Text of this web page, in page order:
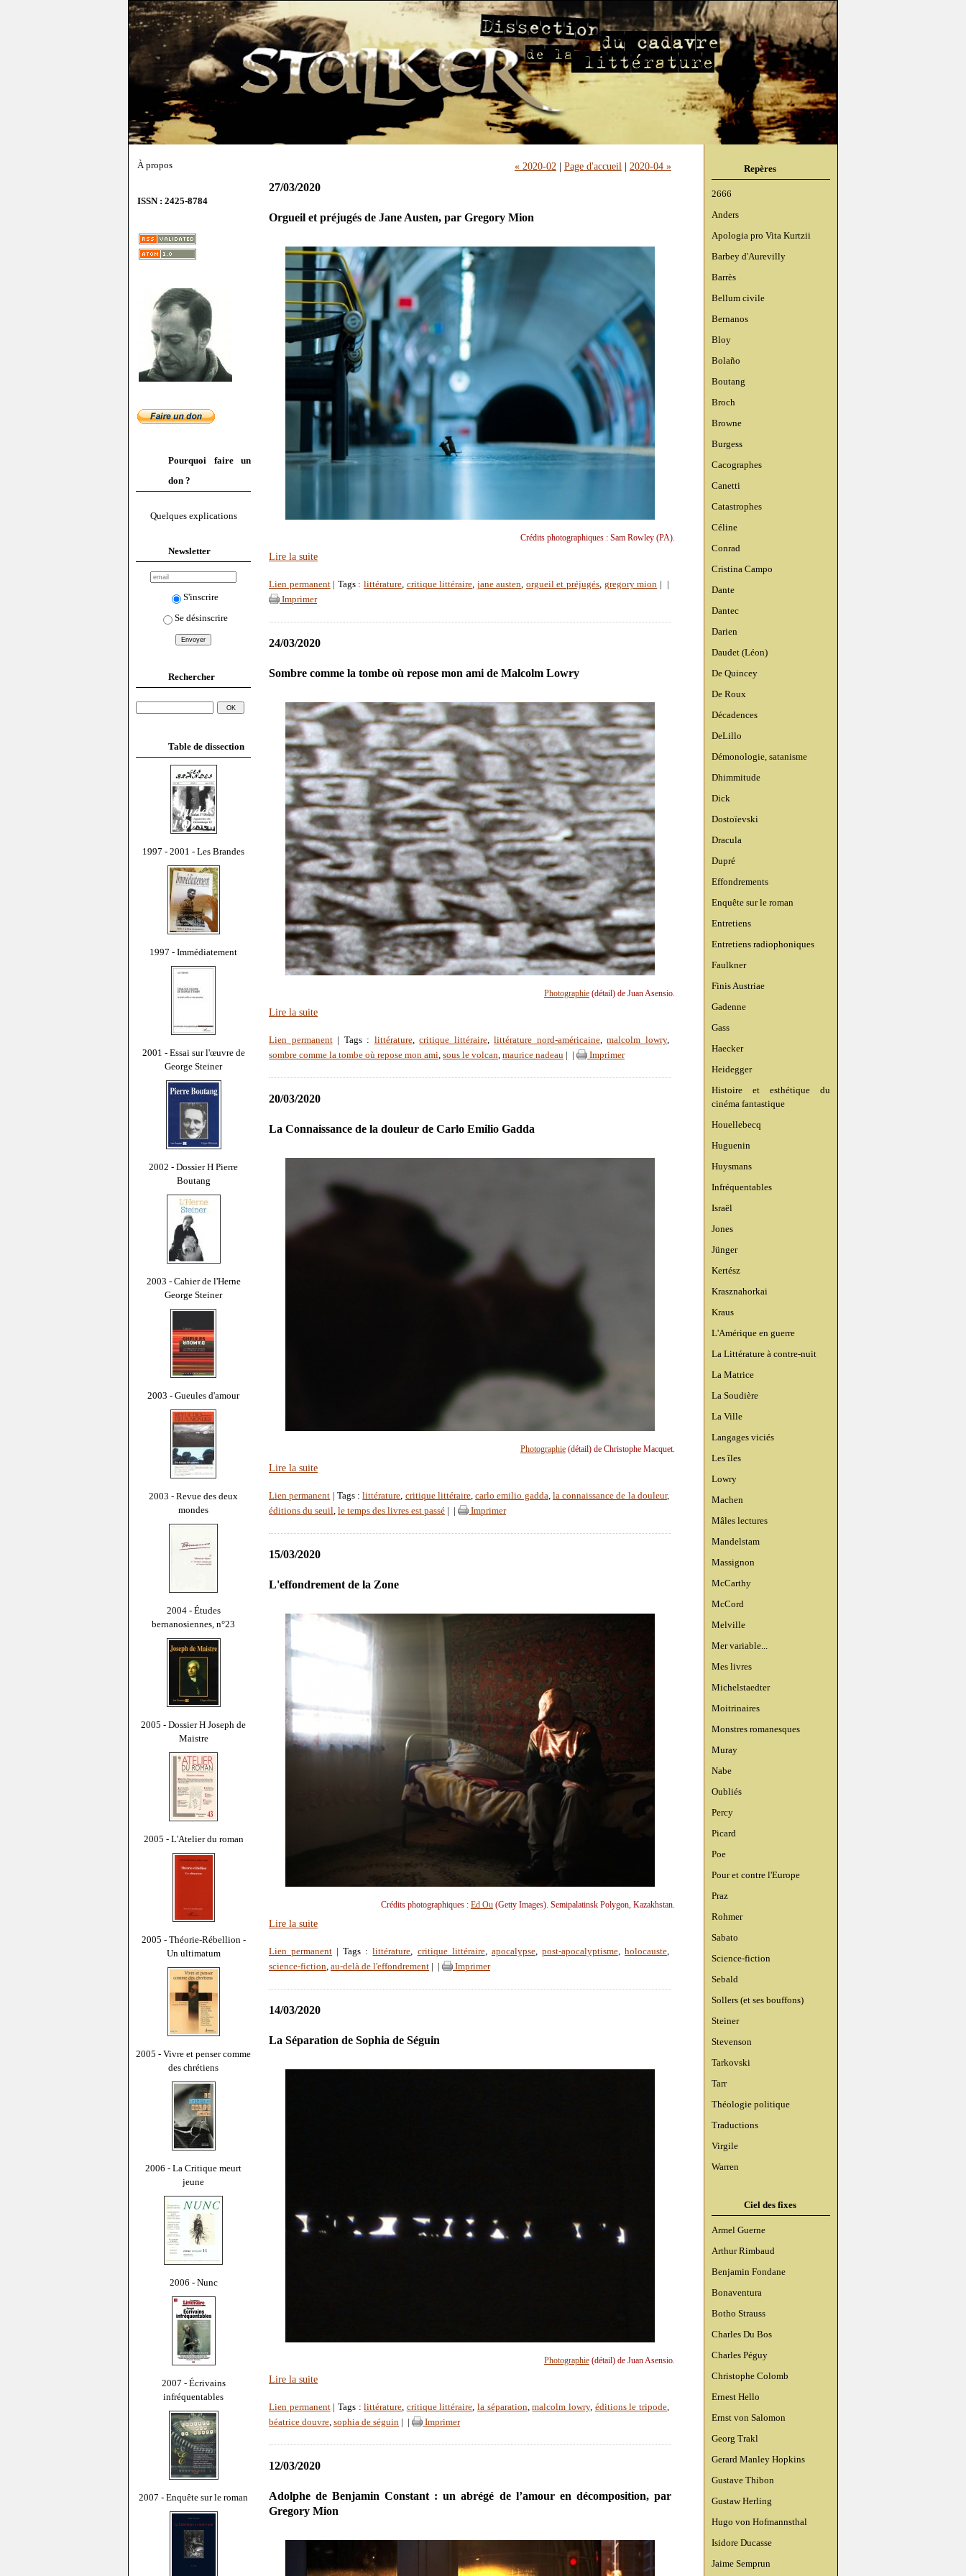
À propos
ISSN : 2425-8784
Pourquoi faire un
don ?
Quelques explications
Newsletter
S'inscrire
Se désinscrire
Rechercher
Table de dissection
1997 - 2001 - Les Brandes
1997 - Immédiatement
2001 - Essai sur l'œuvre de
George Steiner
2002 - Dossier H Pierre
Boutang
2003 - Cahier de l'Herne
George Steiner
2003 - Gueules d'amour
2003 - Revue des deux
mondes
2004 - Études
bernanosiennes, n°23
2005 - Dossier H Joseph de
Maistre
2005 - L'Atelier du roman
2005 - Théorie-Rébellion -
Un ultimatum
2005 - Vivre et penser comme
des chrétiens
2006 - La Critique meurt
jeune
2006 - Nunc
2007 - Écrivains
infréquentables
2007 - Enquête sur le roman
Repères
2666
Anders
Apologia pro Vita Kurtzii
Barbey d'Aurevilly
Barrès
Bellum civile
Bernanos
Bloy
Bolaño
Boutang
Broch
Browne
Burgess
Cacographes
Canetti
Catastrophes
Céline
Conrad
Cristina Campo
Dante
Dantec
Darien
Daudet (Léon)
De Quincey
De Roux
Décadences
DeLillo
Démonologie, satanisme
Dhimmitude
Dick
Dostoïevski
Dracula
Dupré
Effondrements
Enquête sur le roman
Entretiens
Entretiens radiophoniques
Faulkner
Finis Austriae
Gadenne
Gass
Haecker
Heidegger
Histoire et esthétique du
cinéma fantastique
Houellebecq
Huguenin
Huysmans
Infréquentables
Israël
Jones
Jünger
Kertész
Krasznahorkai
Kraus
L'Amérique en guerre
La Littérature à contre-nuit
La Matrice
La Soudière
La Ville
Langages viciés
Les îles
Lowry
Machen
Mâles lectures
Mandelstam
Massignon
McCarthy
McCord
Melville
Mer variable...
Mes livres
Michelstaedter
Moitrinaires
Monstres romanesques
Muray
Nabe
Oubliés
Percy
Picard
Poe
Pour et contre l'Europe
Praz
Rohmer
Sabato
Science-fiction
Sebald
Sollers (et ses bouffons)
Steiner
Stevenson
Tarkovski
Tarr
Théologie politique
Traductions
Virgile
Warren
Ciel des fixes
Armel Guerne
Arthur Rimbaud
Benjamin Fondane
Bonaventura
Botho Strauss
Charles Du Bos
Charles Péguy
Christophe Colomb
Ernest Hello
Ernst von Salomon
Georg Trakl
Gerard Manley Hopkins
Gustave Thibon
Gustaw Herling
Hugo von Hofmannsthal
Isidore Ducasse
Jaime Semprun
« 2020-02 | Page d'accueil | 2020-04 »
27/03/2020
Orgueil et préjugés de Jane Austen, par Gregory Mion
Crédits photographiques : Sam Rowley (PA).
Lire la suite
Lien permanent| Tags : littérature, critique littéraire, jane austen, orgueil et préjugés, gregory mion
Imprimer
24/03/2020
Sombre comme la tombe où repose mon ami de Malcolm Lowry
Photographie(détail) de Juan Asensio.
Lire la suite
Lien permanent| Tags : littérature,critique littéraire,littérature nord-américaine,malcolm lowry,
sombre comme la tombe où repose mon ami, sous le volcan, maurice nadeau Imprimer
20/03/2020
La Connaissance de la douleur de Carlo Emilio Gadda
Photographie(détail) de Christophe Macquet.
Lire la suite
Lien permanent | Tags :littérature, critique littéraire,carlo emilio gadda, la connaissance de la douleur,
éditions du seuil, le temps des livres est passé Imprimer
15/03/2020
L'effondrement de la Zone
Crédits photographiques : Ed Ou(Getty Images). Semipalatinsk Polygon, Kazakhstan.
Lire la suite
Lien permanent | Tags :littérature, critique littéraire, apocalypse, post-apocalyptisme, holocauste,
science-fiction, au-delà de l'effondrement Imprimer
14/03/2020
La Séparation de Sophia de Séguin
Photographie(détail) de Juan Asensio.
Lire la suite
Lien permanent| Tags :littérature, critique littéraire,la séparation,malcolm lowry, éditions le tripode,
béatrice douvre, sophia de séguin Imprimer
12/03/2020
Adolphe de Benjamin Constant : un abrégé de l’amour en décomposition, par
Gregory Mion